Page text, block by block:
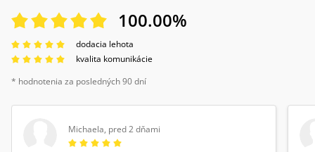
100.00%
dodacia lehota
kvalita komunikácie
* hodnotenia za posledných 90 dní
Michaela, pred 2 dňami